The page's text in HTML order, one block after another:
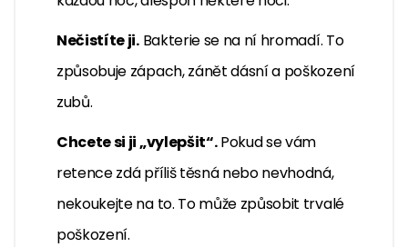
Nečistíte ji.Bakterie se na ní hromadí. To
způsobuje zápach, zánět dásní a poškození
zubů.
Chcete si ji „vylepšit“.Pokud se vám
retence zdá příliš těsná nebo nevhodná,
nekoukejte na to. To může způsobit trvalé
poškození.